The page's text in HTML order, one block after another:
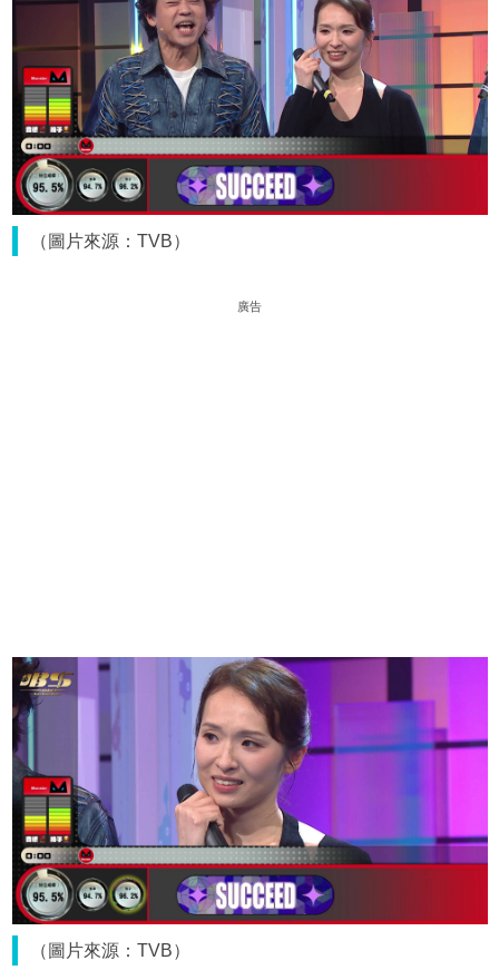
（圖片來源：TVB）
廣告
（圖片來源：TVB）